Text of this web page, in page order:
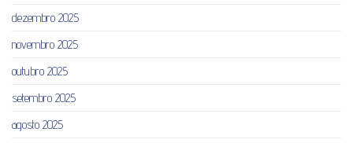
dezembro 2025
novembro 2025
outubro 2025
setembro 2025
agosto 2025